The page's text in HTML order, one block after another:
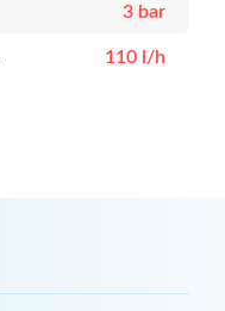
3 bar
110 l/h